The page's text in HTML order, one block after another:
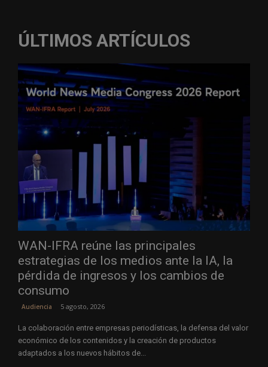
ÚLTIMOS ARTÍCULOS
WAN-IFRA reúne las principales
estrategias de los medios ante la IA, la
pérdida de ingresos y los cambios de
consumo
Audiencia 5 agosto, 2026
La colaboración entre empresas periodísticas, la defensa del valor
económico de los contenidos y la creación de productos
adaptados a los nuevos hábitos de...